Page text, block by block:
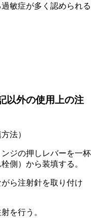
敏症が多く認められる
以外の使用上の注
法）
ジの押しレバーを一杯
側）から装填する。
ら注射針を取り付け
を行う。